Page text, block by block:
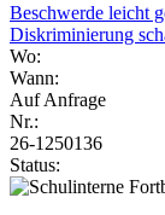
Beschwerde leicht
Diskriminierung
Wo:
Wann:
Auf Anfrage
Nr.:
26-1250136
Status: